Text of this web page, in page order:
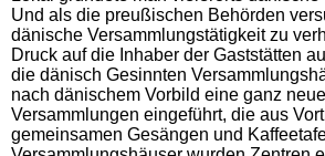
Und als die preußischen Behörden
dänische Versammlungstätigkeit zu
Druck auf die Inhaber der Gaststätten
die dänisch Gesinnten
nach dänischem Vorbild eine ganz
Versammlungen eingeführt, die aus
gemeinsamen Gesängen und